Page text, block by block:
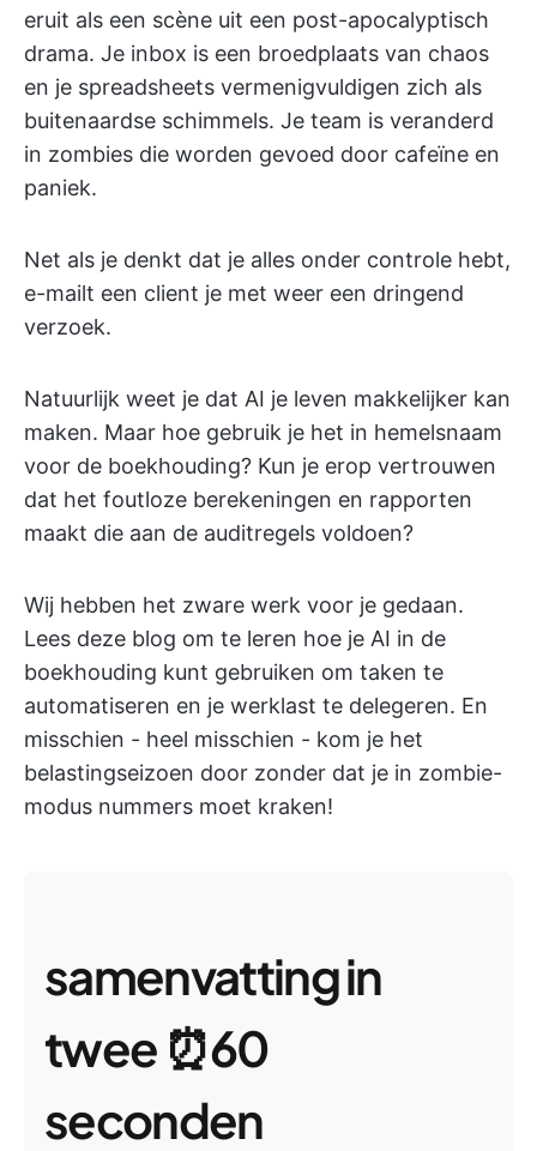
eruit als een scène uit een post-apocalyptisch
drama. Je inbox is een broedplaats van chaos
en je spreadsheets vermenigvuldigen zich als
buitenaardse schimmels. Je team is veranderd
in zombies die worden gevoed door cafeïne en
paniek.
Net als je denkt dat je alles onder controle hebt,
e-mailt een client je met weer een dringend
verzoek.
Natuurlijk weet je dat AI je leven makkelijker kan
maken. Maar hoe gebruik je het in hemelsnaam
voor de boekhouding? Kun je erop vertrouwen
dat het foutloze berekeningen en rapporten
maakt die aan de auditregels voldoen?
Wij hebben het zware werk voor je gedaan.
Lees deze blog om te leren hoe je AI in de
boekhouding kunt gebruiken om taken te
automatiseren en je werklast te delegeren. En
misschien - heel misschien - kom je het
belastingseizoen door zonder dat je in zombie-
modus nummers moet kraken!
samenvatting in
twee ⏰60
seconden